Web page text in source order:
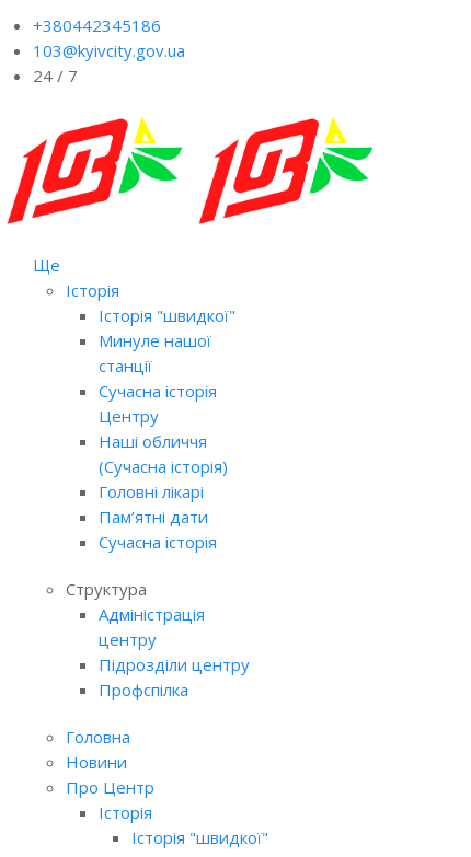
+380442345186
103@kyivcity.gov.ua
24 / 7
Ще
Історія
Історія "швидкої"
Минуле нашої
станції
Сучасна історія
Центру
Наші обличчя
(Сучасна історія)
Головні лікарі
Пам’ятні дати
Сучасна історія
Структура
Адміністрація
центру
Підрозділи центру
Профспілка
Головна
Новини
Про Центр
Історія
Історія "швидкої"